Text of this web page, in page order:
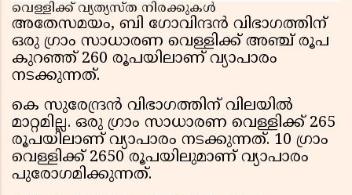
വെള്ളിക്ക് വ്യത്യസ്ത നിരക്കുകൾ
അതേസമയം, ബി ഗോവിന്ദൻ വിഭാഗത്തിന്
ഒരു ഗ്രാം സാധാരണ വെള്ളിക്ക് അഞ്ച് രൂപ
കുറഞ്ഞ് 260 രൂപയിലാണ് വ്യാപാരം
നടക്കുന്നത്.
കെ സുരേന്ദ്രൻ വിഭാഗത്തിന് വിലയിൽ
മാറ്റമില്ല. ഒരു ഗ്രാം സാധാരണ വെള്ളിക്ക് 265
രൂപയിലാണ് വ്യാപാരം നടക്കുന്നത്. 10 ഗ്രാം
വെള്ളിക്ക് 2650 രൂപയിലുമാണ് വ്യാപാരം
പുരോഗമിക്കുന്നത്.